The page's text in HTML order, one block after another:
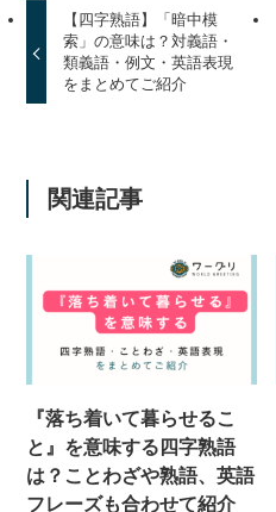
【四字熟語】「暗中模
索」の意味は？対義語・
類義語・例文・英語表現
をまとめてご紹介
関連記事
『落ち着いて暮らせるこ
と』を意味する四字熟語
は？ことわざや熟語、英語
フレーズも合わせて紹介